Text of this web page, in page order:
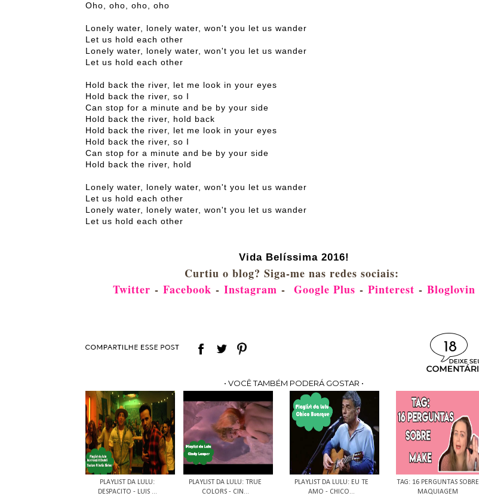
Oho, oho, oho, oho
Lonely water, lonely water, won't you let us wander
Let us hold each other
Lonely water, lonely water, won't you let us wander
Let us hold each other
Hold back the river, let me look in your eyes
Hold back the river, so I
Can stop for a minute and be by your side
Hold back the river, hold back
Hold back the river, let me look in your eyes
Hold back the river, so I
Can stop for a minute and be by your side
Hold back the river, hold
Lonely water, lonely water, won't you let us wander
Let us hold each other
Lonely water, lonely water, won't you let us wander
Let us hold each other
Vida Belíssima 2016!
Curtiu o blog? Siga-me nas redes sociais:
Twitter - Facebook - Instagram - Google Plus - Pinterest - Bloglovin
18
• VOCÊ TAMBÉM PODERÁ GOSTAR •
PLAYLIST DA LULU:
DESPACITO - LUIS ...
PLAYLIST DA LULU: TRUE
COLORS - CIN...
PLAYLIST DA LULU: EU TE
AMO - CHICO...
TAG: 16 PERGUNTAS SOBRE
MAQUIAGEM